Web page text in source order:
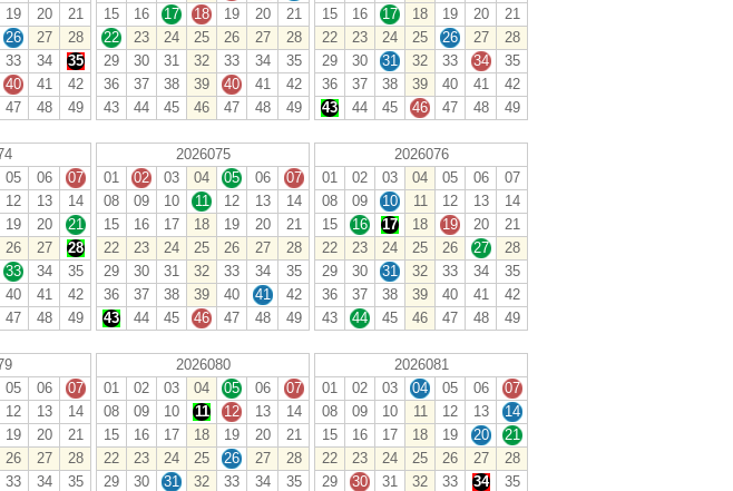
19 20
21
26 27
28
33 34
35
40 41
42
47 48 49
15
16 17 18 19 20
21
22
23 24 25 26 27
28
29
30 31 32 33 34
35
36
37 38 39 40 41
42
43
44 45 46 47 48 49
15
16 17 18 19 20
21
22
23 24 25 26 27
28
29
30 31 32 33 34
35
36
37 38 39 40 41
42
43
44 45 46 47 48 49
05 06
07
12 13
14
19 20
21
26 27
28
33 34
35
40 41
42
47 48 49
2026075
01
02 03 04 05 06
07
08
09 10 11 12 13
14
15
16 17 18 19 20
21
22
23 24 25 26 27
28
29
30 31 32 33 34
35
36
37 38 39 40 41
42
43
44 45 46 47 48 49
2026076
01
02 03 04 05 06
07
08
09 10 11 12 13
14
15
16 17 18 19 20
21
22
23 24 25 26 27
28
29
30 31 32 33 34
35
36
37 38 39 40 41
42
43
44 45 46 47 48 49
05 06
07
12 13
14
19 20
21
26 27
28
33 34
35
2026080
01
02 03 04 05 06
07
08
09 10 11 12 13
14
15
16 17 18 19 20
21
22
23 24 25 26 27
28
29
30 31 32 33 34
35
2026081
01
02 03 04 05 06
07
08
09 10 11 12 13
14
15
16 17 18 19 20
21
22
23 24 25 26 27
28
29
30 31 32 33 34
35